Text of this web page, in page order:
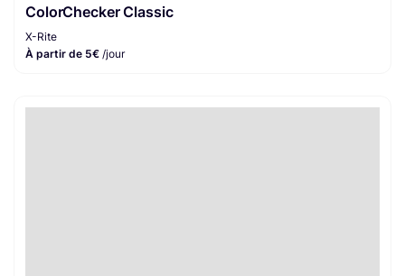
ColorChecker Classic
X-Rite
À partir de 5€ /jour